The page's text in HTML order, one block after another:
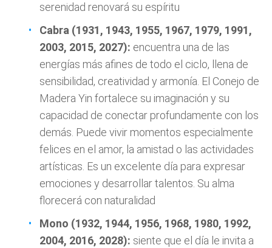
serenidad renovará su espíritu
Cabra (1931, 1943, 1955, 1967, 1979, 1991,
2003, 2015, 2027): encuentra una de las
energías más afines de todo el ciclo, llena de
sensibilidad, creatividad y armonía. El Conejo de
Madera Yin fortalece su imaginación y su
capacidad de conectar profundamente con los
demás. Puede vivir momentos especialmente
felices en el amor, la amistad o las actividades
artísticas. Es un excelente día para expresar
emociones y desarrollar talentos. Su alma
florecerá con naturalidad
Mono (1932, 1944, 1956, 1968, 1980, 1992,
2004, 2016, 2028): siente que el día le invita a